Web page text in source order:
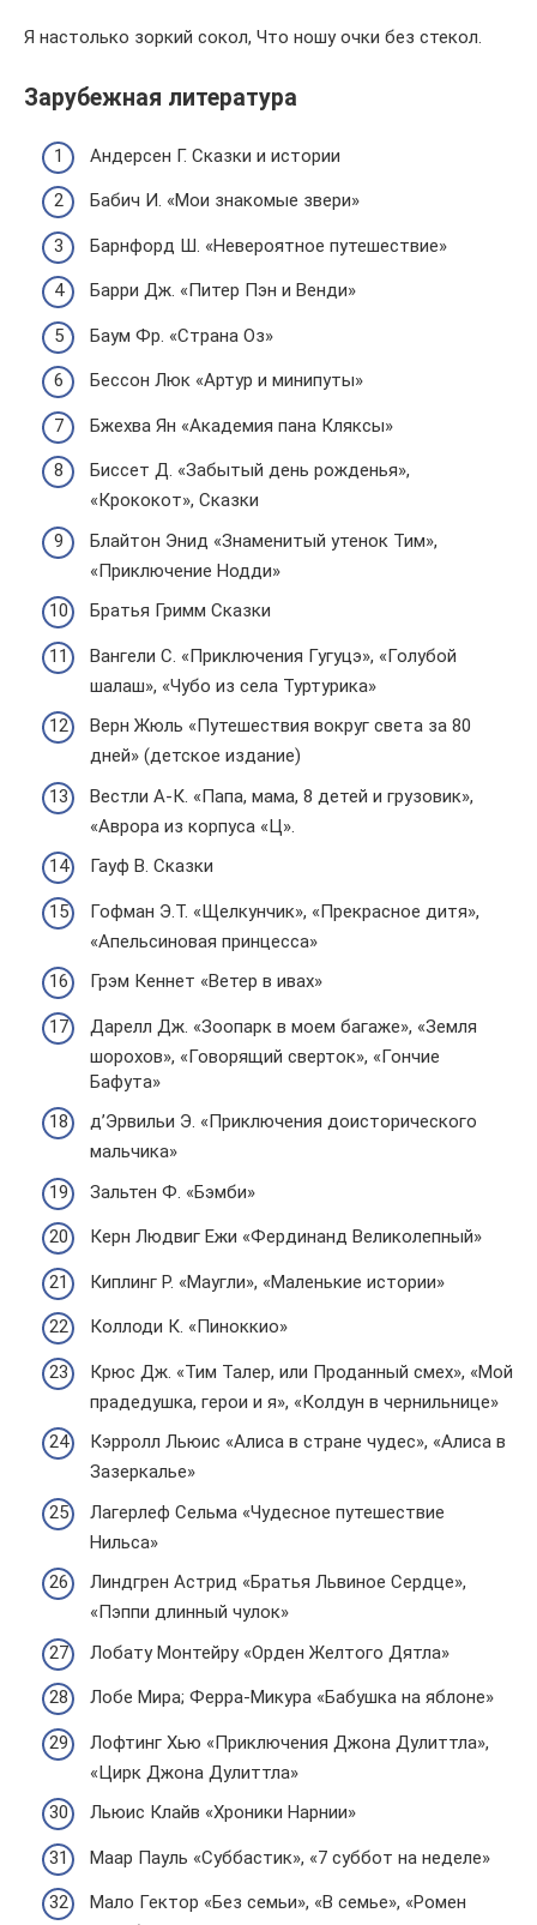
Я настолько зоркий сокол, Что ношу очки без стекол.
Зарубежная литература
Андерсен Г. Сказки и истории
Бабич И. «Мои знакомые звери»
Барнфорд Ш. «Невероятное путешествие»
Барри Дж. «Питер Пэн и Венди»
Баум Фр. «Страна Оз»
Бессон Люк «Артур и минипуты»
Бжехва Ян «Академия пана Кляксы»
Биссет Д. «Забытый день рожденья»,
«Крококот», Сказки
Блайтон Энид «Знаменитый утенок Тим»,
«Приключение Нодди»
Братья Гримм Сказки
Вангели С. «Приключения Гугуцэ», «Голубой
шалаш», «Чубо из села Туртурика»
Верн Жюль «Путешествия вокруг света за 80
дней» (детское издание)
Вестли А-К. «Папа, мама, 8 детей и грузовик»,
«Аврора из корпуса «Ц».
Гауф В. Сказки
Гофман Э.Т. «Щелкунчик», «Прекрасное дитя»,
«Апельсиновая принцесса»
Грэм Кеннет «Ветер в ивах»
Дарелл Дж. «Зоопарк в моем багаже», «Земля
шорохов», «Говорящий сверток», «Гончие
Бафута»
д’Эрвильи Э. «Приключения доисторического
мальчика»
Зальтен Ф. «Бэмби»
Керн Людвиг Ежи «Фердинанд Великолепный»
Киплинг Р. «Маугли», «Маленькие истории»
Коллоди К. «Пиноккио»
Крюс Дж. «Тим Талер, или Проданный смех», «Мой
прадедушка, герои и я», «Колдун в чернильнице»
Кэрролл Льюис «Алиса в стране чудес», «Алиса в
Зазеркалье»
Лагерлеф Сельма «Чудесное путешествие
Нильса»
Линдгрен Астрид «Братья Львиное Сердце»,
«Пэппи длинный чулок»
Лобату Монтейру «Орден Желтого Дятла»
Лобе Мира; Ферра-Микура «Бабушка на яблоне»
Лофтинг Хью «Приключения Джона Дулиттла»,
«Цирк Джона Дулиттла»
Льюис Клайв «Хроники Нарнии»
Маар Пауль «Суббастик», «7 суббот на неделе»
Мало Гектор «Без семьи», «В семье», «Ромен